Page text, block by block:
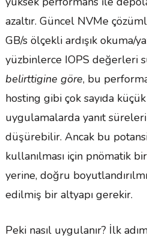
azaltır. Güncel NVMe
GB/s ölçekli ardışık okuma/
yüzbinlerce IOPS değerleri
belirttigine göre, bu
hosting gibi çok sayıda
uygulamalarda yanıt
düşürebilir. Ancak bu
kullanılması için pnömatik
yerine, doğru
edilmiş bir altyapı gerekir.
Peki nasıl uygulanır? İlk